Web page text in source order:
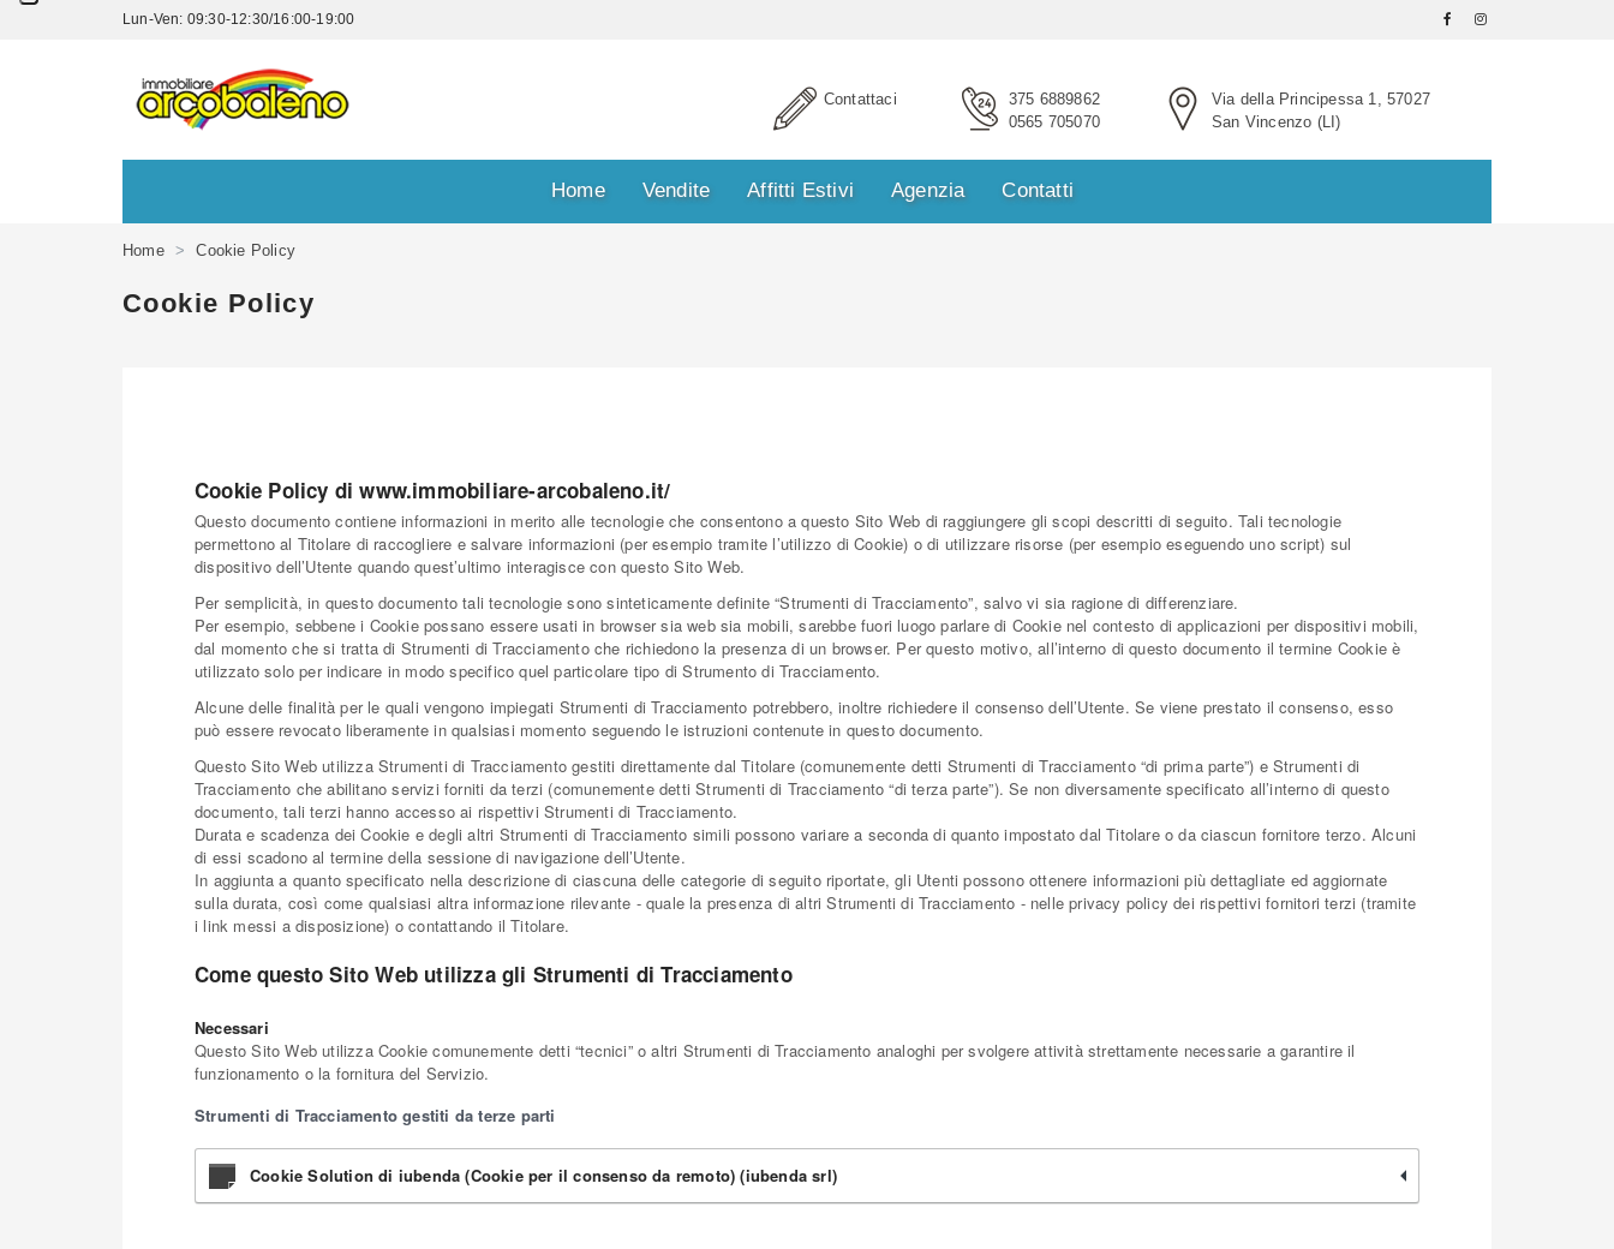
Lun-Ven: 09:30-12:30/16:00-19:00
Contattaci
375 6889862
0565 705070
Via della Principessa 1, 57027
San Vincenzo (LI)
Home Vendite Affitti Estivi Agenzia Contatti
Home Cookie Policy
Cookie Policy
Cookie Policy di www.immobiliare-arcobaleno.it/
Questo documento contiene informazioni in merito alle tecnologie che consentono a questo Sito Web di raggiungere gli scopi descritti di seguito. Tali tecnologie
permettono al Titolare di raccogliere e salvare informazioni (per esempio tramite l’utilizzo di Cookie) o di utilizzare risorse (per esempio eseguendo uno script) sul
dispositivo dell’Utente quando quest’ultimo interagisce con questo Sito Web.
Per semplicità, in questo documento tali tecnologie sono sinteticamente definite “Strumenti di Tracciamento”, salvo vi sia ragione di differenziare.
Per esempio, sebbene i Cookie possano essere usati in browser sia web sia mobili, sarebbe fuori luogo parlare di Cookie nel contesto di applicazioni per dispositivi mobili,
dal momento che si tratta di Strumenti di Tracciamento che richiedono la presenza di un browser. Per questo motivo, all’interno di questo documento il termine Cookie è
utilizzato solo per indicare in modo specifico quel particolare tipo di Strumento di Tracciamento.
Alcune delle finalità per le quali vengono impiegati Strumenti di Tracciamento potrebbero, inoltre richiedere il consenso dell’Utente. Se viene prestato il consenso, esso
può essere revocato liberamente in qualsiasi momento seguendo le istruzioni contenute in questo documento.
Questo Sito Web utilizza Strumenti di Tracciamento gestiti direttamente dal Titolare (comunemente detti Strumenti di Tracciamento “di prima parte”) e Strumenti di
Tracciamento che abilitano servizi forniti da terzi (comunemente detti Strumenti di Tracciamento “di terza parte”). Se non diversamente specificato all’interno di questo
documento, tali terzi hanno accesso ai rispettivi Strumenti di Tracciamento.
Durata e scadenza dei Cookie e degli altri Strumenti di Tracciamento simili possono variare a seconda di quanto impostato dal Titolare o da ciascun fornitore terzo. Alcuni
di essi scadono al termine della sessione di navigazione dell’Utente.
In aggiunta a quanto specificato nella descrizione di ciascuna delle categorie di seguito riportate, gli Utenti possono ottenere informazioni più dettagliate ed aggiornate
sulla durata, così come qualsiasi altra informazione rilevante - quale la presenza di altri Strumenti di Tracciamento - nelle privacy policy dei rispettivi fornitori terzi (tramite
i link messi a disposizione) o contattando il Titolare.
Come questo Sito Web utilizza gli Strumenti di Tracciamento
Necessari
Questo Sito Web utilizza Cookie comunemente detti “tecnici” o altri Strumenti di Tracciamento analoghi per svolgere attività strettamente necessarie a garantire il
funzionamento o la fornitura del Servizio.
Strumenti di Tracciamento gestiti da terze parti
Cookie Solution di iubenda (Cookie per il consenso da remoto) (iubenda srl)
Immobiliare Arcobaleno
*Il tuo telefono
*Il tuo nome
Ho letto e accetto le condizioni della privacy policy .
Voglio ricevere immobili simili da Immobiliare Arcobaleno.
*Controllo Antispam: qual è il numero fra 2 e 4?
INVIA